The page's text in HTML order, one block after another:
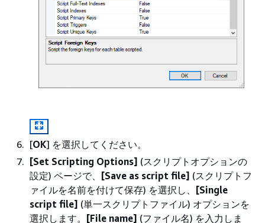
[OK] を選択してください。
[Set Scripting Options] (スクリプトオプションの
設定) ページで、
[Save as script file] (スクリプトフ
ァイルを名前を付けて保存) を選択し、
[Single
script file] (単一スクリプトファイル) オプションを
選択します。
[File name] (ファイル名) を入力しま